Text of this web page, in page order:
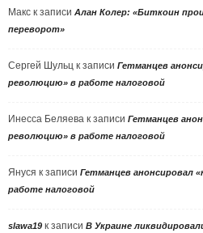
Макс к записи Алан Колер: «Биткоин
переворот»
Сергей Шульц к записи Гетманцев
революцию» в работе налоговой
Инесса Беляева к записи Гетманцев
революцию» в работе налоговой
Януся к записи Гетманцев анонсировал
работе налоговой
slawa19 к записи В Украине